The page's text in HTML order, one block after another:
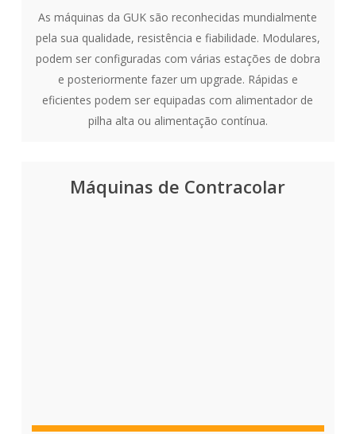
As máquinas da GUK são reconhecidas mundialmente
pela sua qualidade, resistência e fiabilidade. Modulares,
podem ser configuradas com várias estações de dobra
e posteriormente fazer um upgrade. Rápidas e
eficientes podem ser equipadas com alimentador de
pilha alta ou alimentação contínua.
Máquinas de Contracolar